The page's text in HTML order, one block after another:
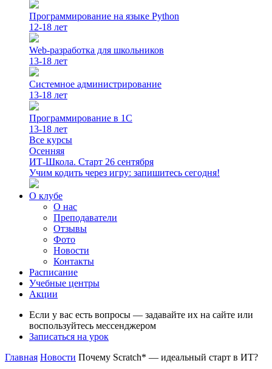
Программирование на языке Python
12-18 лет
Web-разработка для школьников
13-18 лет
Системное администрирование
13-18 лет
Программирование в 1С
13-18 лет
Все курсы
Осенняя
ИТ-Школа. Старт 26 сентября
Учим кодить через игру: запишитесь сегодня!
О клубе
О нас
Преподаватели
Отзывы
Фото
Новости
Контакты
Расписание
Учебные центры
Акции
Если у вас есть вопросы — задавайте их на сайте или
воспользуйтесь мессенджером
Записаться на урок
Главная Новости Почему Scratch* — идеальный старт в ИТ?